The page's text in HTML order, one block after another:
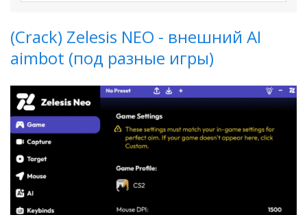
(Crack) Zelesis NEO - внешний AI
aimbot (под разные игры)